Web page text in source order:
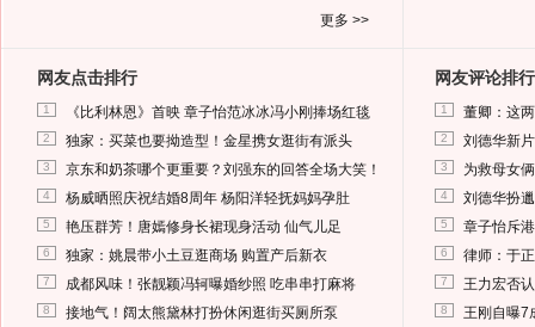
更多 >>
网友点击排行
1 《比利林恩》首映 章子怡范冰冰冯小刚捧场红毯
2 独家：买菜也要拗造型！金星携女逛街有派头
3 京东和奶茶哪个更重要？刘强东的回答全场大笑！
4 杨威晒照庆祝结婚8周年 杨阳洋轻抚妈妈孕肚
5 艳压群芳！唐嫣修身长裙现身活动 仙气儿足
6 独家：姚晨带小土豆逛商场 购置产后新衣
7 成都风味！张靓颖冯轲曝婚纱照 吃串串打麻将
8 接地气！阔太熊黛林打扮休闲逛街买厕所泵
网友评论排行
1 董卿：这
2 刘德华新
3 为救母女
4 刘德华扮
5 章子怡斥
6 律师：于
7 王力宏否
8 王刚自曝7